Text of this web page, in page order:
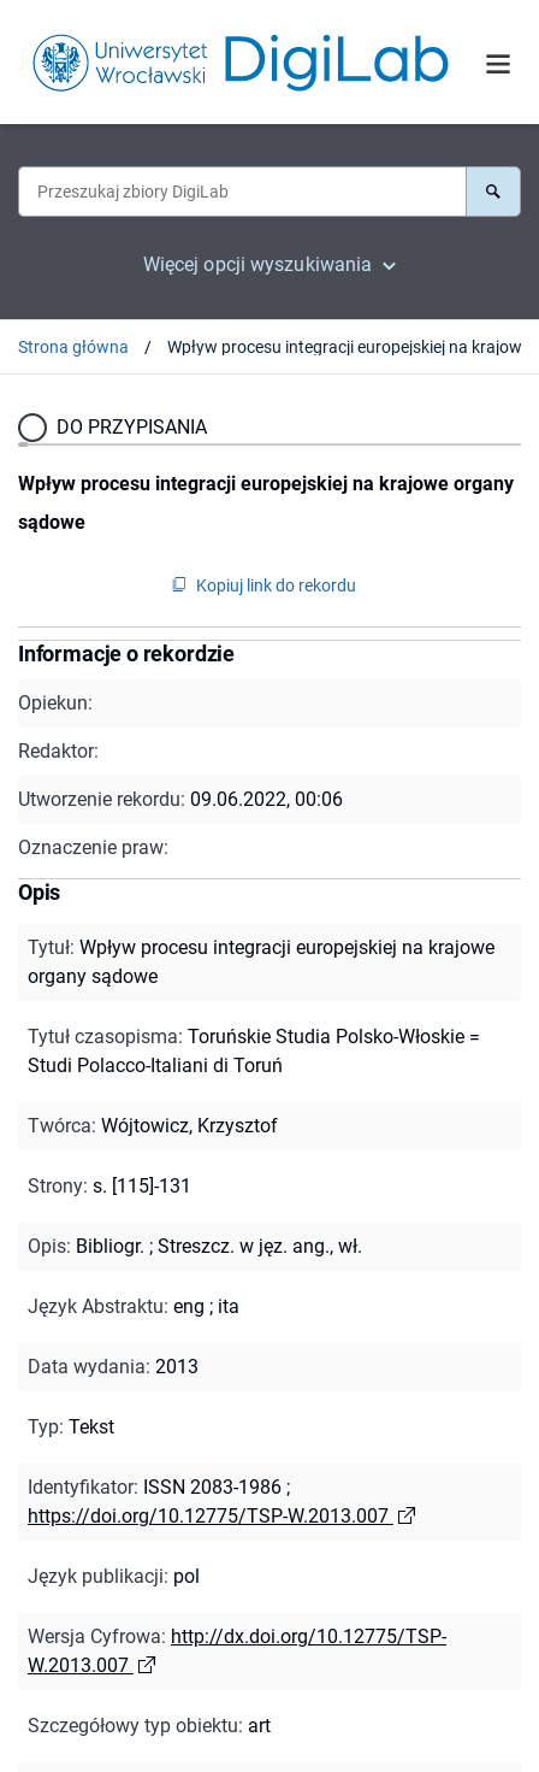
Więcej opcji wyszukiwania
Strona główna
DO PRZYPISANIA
Wpływ procesu integracji europejskiej na krajowe organy
sądowe
Kopiuj link do rekordu
Informacje o rekordzie
Opiekun:
Redaktor:
Utworzenie rekordu: 09.06.2022, 00:06
Oznaczenie praw:
Opis
Tytuł: Wpływ procesu integracji europejskiej na krajowe
organy sądowe
Tytuł czasopisma: Toruńskie Studia Polsko-Włoskie =
Studi Polacco-Italiani di Toruń
Twórca: Wójtowicz, Krzysztof
Strony: s. [115]-131
Opis: Bibliogr. ; Streszcz. w jęz. ang., wł.
Język Abstraktu: eng ; ita
Data wydania: 2013
Typ: Tekst
Identyfikator: ISSN 2083-1986 ;
https://doi.org/10.12775/TSP-W.2013.007
Język publikacji: pol
Wersja Cyfrowa: http://dx.doi.org/10.12775/TSP-
W.2013.007
Szczegółowy typ obiektu: art